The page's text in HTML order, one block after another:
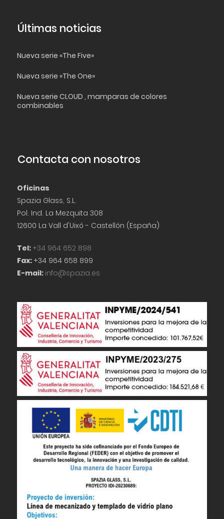
Nueva serie CLOUD , mamparas de colores
Oficinas
Spazia Glass, S.L.
Pol. Ind. La Mezquita 308
Tel: +34 964 652 898
Fax:+34 964 658 899